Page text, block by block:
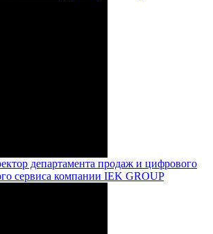
департамента продаж и цифрового
сервиса компании IEK GROUP